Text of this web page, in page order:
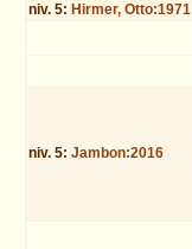
niv. 5: Hirmer, Otto:1971
niv. 5:Jambon:2016